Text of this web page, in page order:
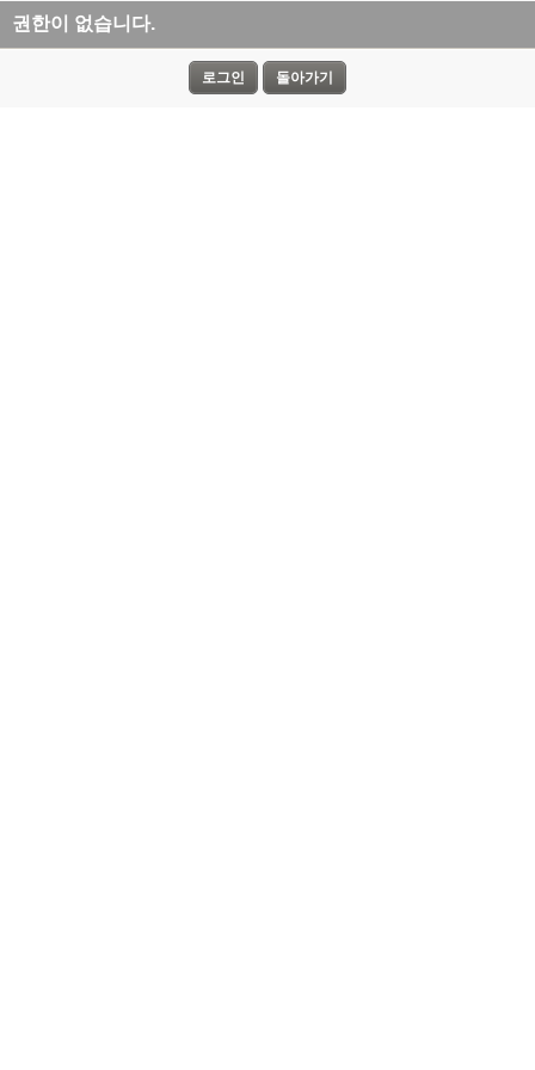
권한이 없습니다.
로그인 돌아가기